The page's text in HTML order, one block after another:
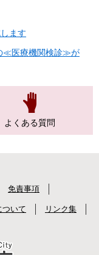
ます
≪医療機関検診≫が
よくある質問
免責事項
ついて リンク集